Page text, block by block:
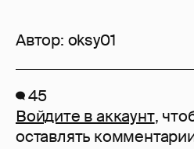
Автор: oksy01
45
Войдите в аккаунт,
оставлять